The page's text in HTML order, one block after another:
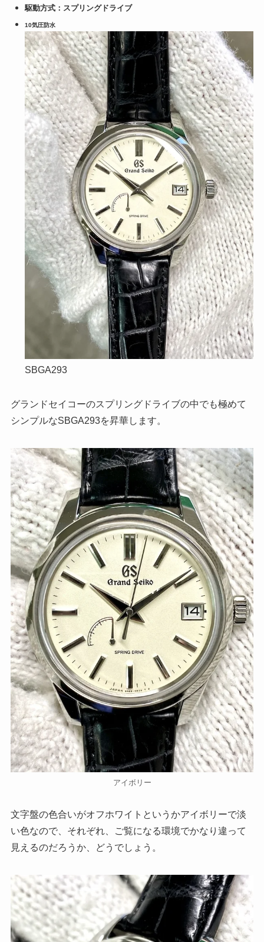
駆動方式：スプリングドライブ
10気圧防水
SBGA293
グランドセイコーのスプリングドライブの中でも極めて
シンプルなSBGA293を昇華します。
アイボリー
文字盤の色合いがオフホワイトというかアイボリーで淡
い色なので、それぞれ、ご覧になる環境でかなり違って
見えるのだろうか、どうでしょう。